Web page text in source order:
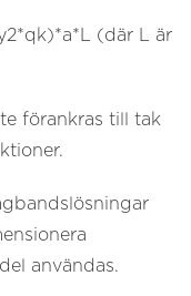
(där L är
förankras till tak
användas.